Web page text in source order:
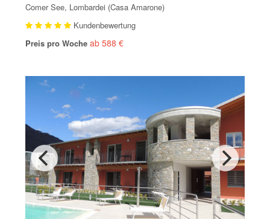
Comer See, Lombardei (Casa Amarone)
Kundenbewertung
Preis pro Woche ab 588 €